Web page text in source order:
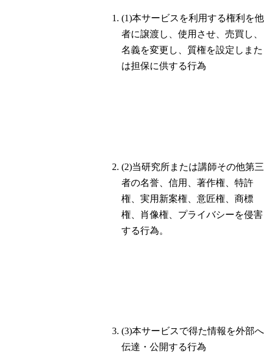
(1)本サービスを利用する権利を他
者に譲渡し、使用させ、売買し、
名義を変更し、質権を設定しまた
は担保に供する行為
(2)当研究所または講師その他第三
者の名誉、信用、著作権、特許
権、実用新案権、意匠権、商標
権、肖像権、プライバシーを侵害
する行為。
(3)本サービスで得た情報を外部へ
伝達・公開する行為